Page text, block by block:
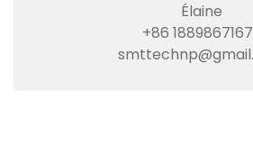
Élaine
+86